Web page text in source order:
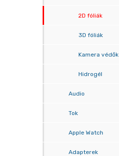
2D fóliák
3D fóliák
Kamera védők
Hidrogél
Audio
Tok
Apple Watch
Adapterek